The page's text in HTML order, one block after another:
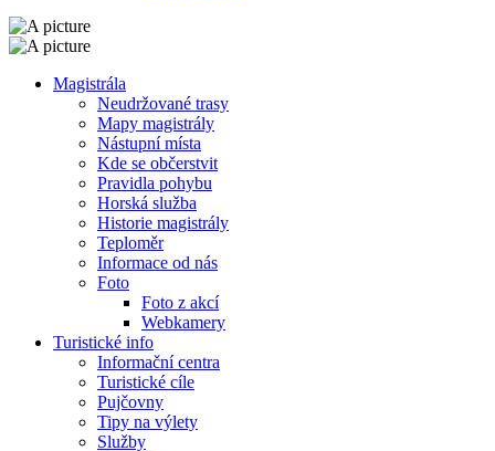
Magistrála
Neudržované trasy
Mapy magistrály
Nástupní místa
Kde se občerstvit
Pravidla pohybu
Horská služba
Historie magistrály
Teploměr
Informace od nás
Foto
Foto z akcí
Webkamery
Turistické info
Informační centra
Turistické cíle
Pujčovny
Tipy na výlety
Služby